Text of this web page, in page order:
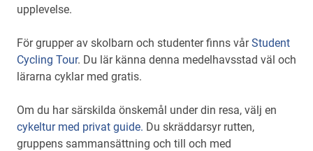
upplevelse.
För grupper av skolbarn och studenter finns vårStudent
Cycling Tour. Du lär känna denna medelhavsstad väl och
lärarna cyklar med gratis.
Om du har särskilda önskemål under din resa, välj en
cykeltur med privat guide. Du skräddarsyr rutten,
gruppens sammansättning och till och med